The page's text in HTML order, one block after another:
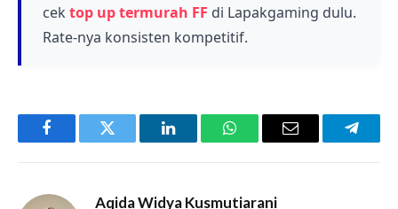
cek top up termurah FF di Lapakgaming dulu.
Rate-nya konsisten kompetitif.
FacebookTwitter LinkedInWhatsAppEmail
Aqida Widya Kusmutiarani